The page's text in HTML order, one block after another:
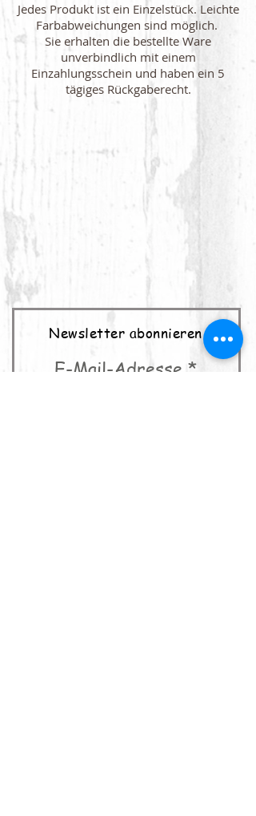
Jedes Produkt ist ein Einzelstück. Leichte
Farbabweichungen sind möglich.
Sie erhalten die bestellte Ware
unverbindlich mit einem
Einzahlungsschein und haben ein 5
tägiges Rückgaberecht.
Newsletter abonnieren
E-Mail-Adresse